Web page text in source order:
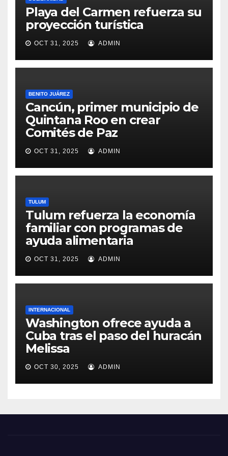
Playa del Carmen refuerza su
proyección turística
OCT 31, 2025 ADMIN
BENITO JUÁREZ
Cancún, primer municipio de
Quintana Roo en crear
Comités de Paz
OCT 31, 2025 ADMIN
TULUM
Tulum refuerza la economía
familiar con programas de
ayuda alimentaria
OCT 31, 2025 ADMIN
INTERNACIONAL
Washington ofrece ayuda a
Cuba tras el paso del huracán
Melissa
OCT 30, 2025 ADMIN